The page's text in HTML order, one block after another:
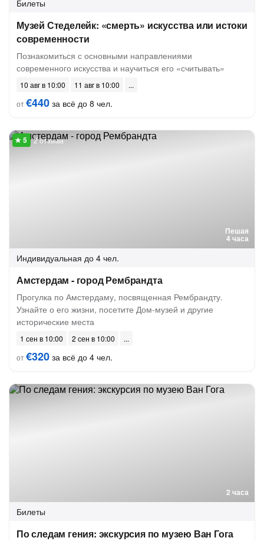
Билеты
Музей Стеделейк: «смерть» искусства или истоки
современности
Познакомиться с основными направлениями
современного искусства и научиться его «считывать»
10 авг в 10:00
11 авг в 10:00
от€440 за всё до 8 чел.
Пешая
4 часа
2 отзыва
Индивидуальная до 4 чел.
Амстердам - город Рембрандта
Прогулка по Амстердаму, посвященная Рембрандту.
Узнайте о его жизни, посетите Дом-музей и другие
исторические места
1 сен в 10:00
2 сен в 10:00
от€320 за всё до 4 чел.
2 часа
Билеты
По следам гения: экскурсия по музею Ван Гога